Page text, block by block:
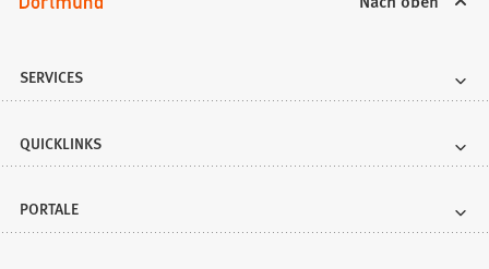
SERVICES
QUICKLINKS
PORTALE